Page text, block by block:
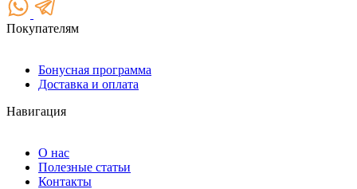
Покупателям
Бонусная программа
Доставка и оплата
Навигация
О нас
Полезные статьи
Контакты